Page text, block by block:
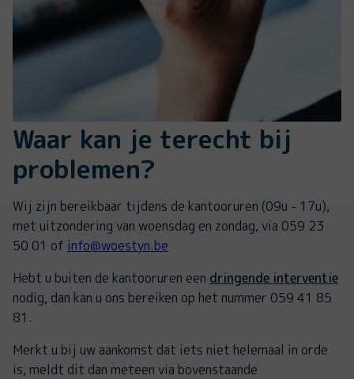
Waar kan je terecht bij
problemen?
Wij zijn bereikbaar tijdens de kantooruren (09u - 17u),
met uitzondering van woensdag en zondag, via 059 23
50 01 of info@woestyn.be
Hebt u buiten de kantooruren een dringende interventie
nodig, dan kan u ons bereiken op het nummer 059 41 85
81.
Merkt u bij uw aankomst dat iets niet helemaal in orde
is, meldt dit dan meteen via bovenstaande